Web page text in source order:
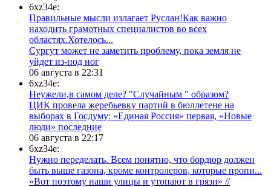
6xz34e:
Правильные мысли излагает Руслан!Как важно
находить грамотных специалистов во всех
областях.Хотелось...
Сургут может не заметить проблему, пока земля не
уйдет из-под ног
06 августа в 22:31
6xz34e:
Неужели,в самом деле? "Случайным " образом?
ЦИК провела жеребьевку партий в бюллетене на
выборах в Госдуму: «Единая Россия» первая, «Новые
люди» последние
06 августа в 22:17
6xz34e:
Нужно переделать. Всем понятно, что бордюр должен
быть выше газона, кроме контролеров, которые пропи...
«Вот поэтому наши улицы и утопают в грязи» //